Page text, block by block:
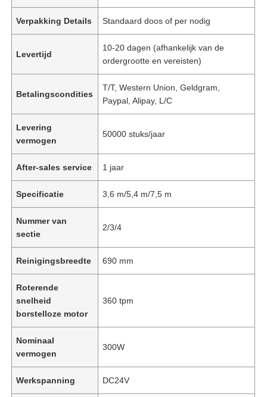
Verpakking Details Standaard doos of per nodig
Levertijd
10-20 dagen (afhankelijk van de
ordergrootte en vereisten)
Betalingscondities
T/T, Western Union, Geldgram,
Paypal, Alipay, L/C
Levering
vermogen
50000 stuks/jaar
After-sales service 1 jaar
Specificatie 3,6 m/5,4 m/7,5 m
Nummer van
sectie
2/3/4
Reinigingsbreedte 690 mm
Roterende
snelheid
borstelloze motor
360 tpm
Nominaal
vermogen
300W
Werkspanning DC24V